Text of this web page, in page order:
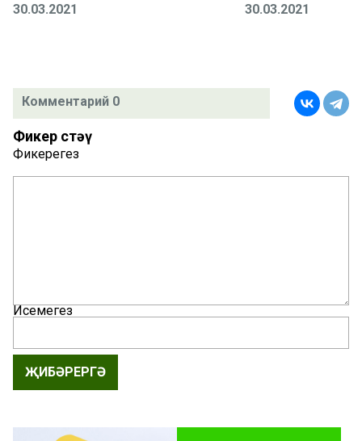
30.03.2021 30.03.2021
Комментарий 0
Фикер өстәү
Фикерегез
Исемегез
ҖИБӘРЕРГӘ